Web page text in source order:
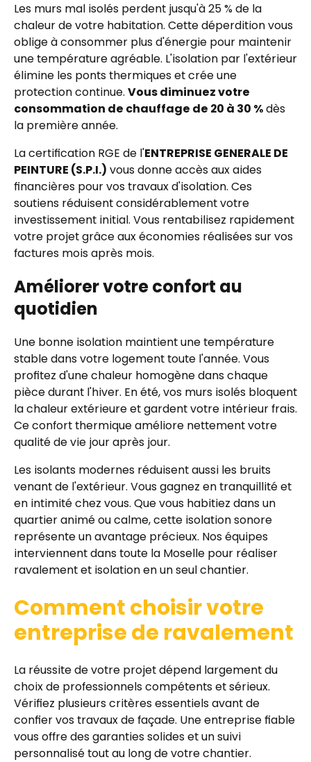
Les murs mal isolés perdent jusqu'à 25 % de la
chaleur de votre habitation. Cette déperdition vous
oblige à consommer plus d'énergie pour maintenir
une température agréable. L'isolation par l'extérieur
élimine les ponts thermiques et crée une
protection continue. Vous diminuez votre
consommation de chauffage de 20 à 30 %dès
la première année.
La certification RGE de l'ENTREPRISE GENERALE DE
PEINTURE (S.P.I.) vous donne accès aux aides
financières pour vos travaux d'isolation. Ces
soutiens réduisent considérablement votre
investissement initial. Vous rentabilisez rapidement
votre projet grâce aux économies réalisées sur vos
factures mois après mois.
Améliorer votre confort au
quotidien
Une bonne isolation maintient une température
stable dans votre logement toute l'année. Vous
profitez d'une chaleur homogène dans chaque
pièce durant l'hiver. En été, vos murs isolés bloquent
la chaleur extérieure et gardent votre intérieur frais.
Ce confort thermique améliore nettement votre
qualité de vie jour après jour.
Les isolants modernes réduisent aussi les bruits
venant de l'extérieur. Vous gagnez en tranquillité et
en intimité chez vous. Que vous habitiez dans un
quartier animé ou calme, cette isolation sonore
représente un avantage précieux. Nos équipes
interviennent dans toute la Moselle pour réaliser
ravalement et isolation en un seul chantier.
Comment choisir votre
entreprise de ravalement
La réussite de votre projet dépend largement du
choix de professionnels compétents et sérieux.
Vérifiez plusieurs critères essentiels avant de
confier vos travaux de façade. Une entreprise fiable
vous offre des garanties solides et un suivi
personnalisé tout au long de votre chantier.